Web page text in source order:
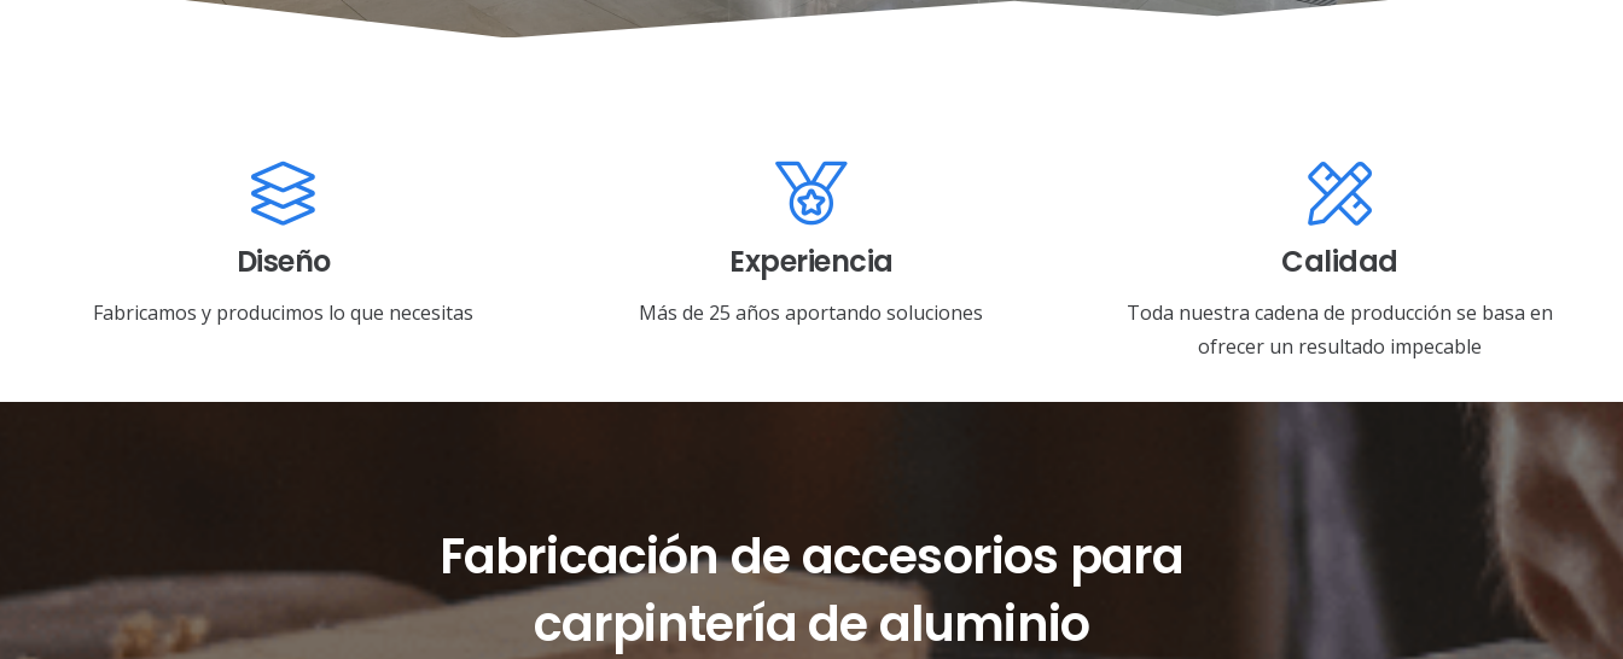
Diseño
Fabricamos y producimos lo que necesitas
Experiencia
Más de 25 años aportando soluciones
Calidad
Toda nuestra cadena de producción se basa en
ofrecer un resultado impecable
Fabricación de accesorios para
carpintería de aluminio